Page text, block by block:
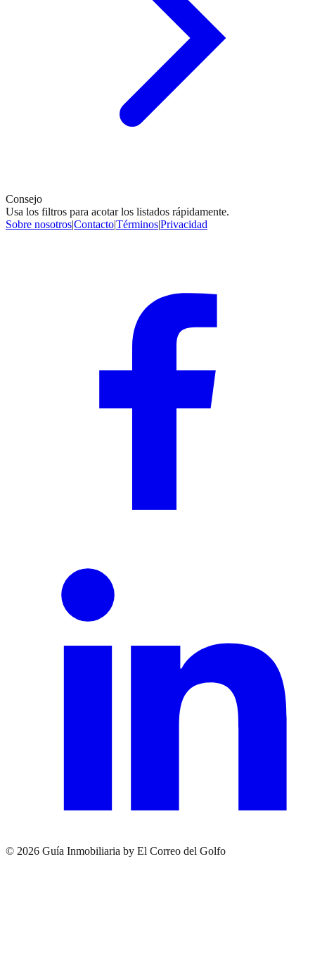
Consejo
Usa los filtros para acotar los listados rápidamente.
Sobre nosotros|Contacto|Términos|Privacidad
© 2026 Guía Inmobiliaria by El Correo del Golfo